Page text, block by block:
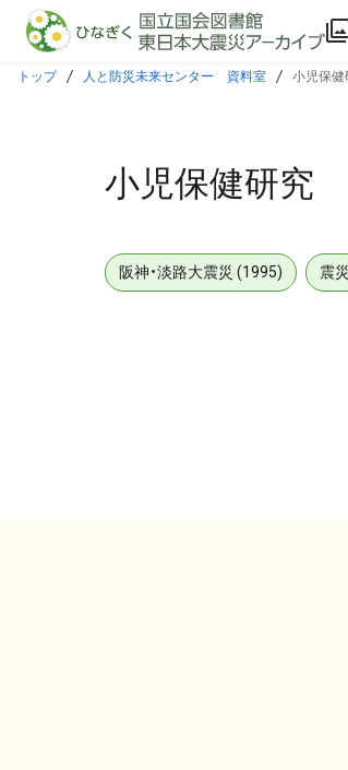
本文に飛ぶ
トップ 人と防災未来センター 資料室 小児保
小児保健研究
阪神・淡路大震災 (1995) 震